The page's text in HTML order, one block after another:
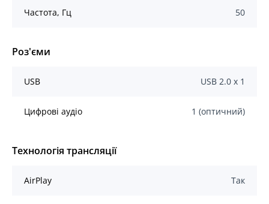
Частота, Гц 50
Роз'єми
USB USB 2.0 х 1
Цифрові аудіо 1 (оптичний)
Технологія трансляції
AirPlay Так